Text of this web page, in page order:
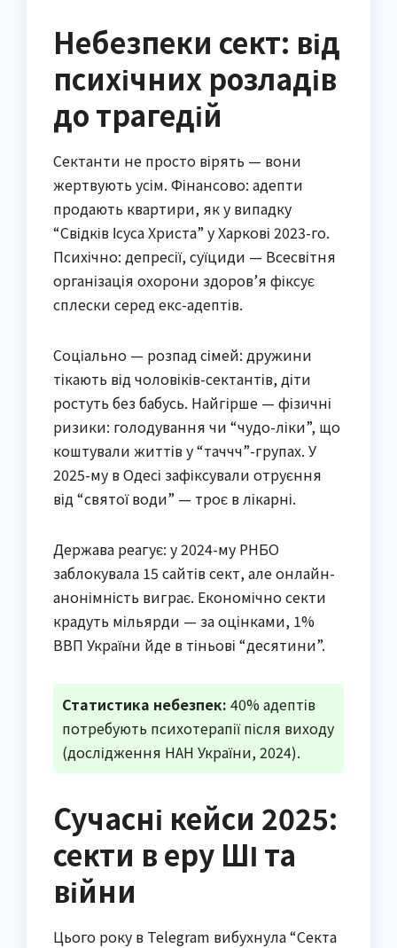
Небезпеки сект: від
психічних розладів
до трагедій
Сектанти не просто вірять — вони
жертвують усім. Фінансово: адепти
продають квартири, як у випадку
“Свідків Ісуса Христа” у Харкові 2023-го.
Психічно: депресії, суїциди — Всесвітня
організація охорони здоров’я фіксує
сплески серед екс-адептів.
Соціально — розпад сімей: дружини
тікають від чоловіків-сектантів, діти
ростуть без бабусь. Найгірше — фізичні
ризики: голодування чи “чудо-ліки”, що
коштували життів у “таччч”-групах. У
2025-му в Одесі зафіксували отруєння
від “святої води” — троє в лікарні.
Держава реагує: у 2024-му РНБО
заблокувала 15 сайтів сект, але онлайн-
анонімність виграє. Економічно секти
крадуть мільярди — за оцінками, 1%
ВВП України йде в тіньові “десятини”.
Статистика небезпек: 40% адептів
потребують психотерапії після виходу
(дослідження НАН України, 2024).
Сучасні кейси 2025:
секти в еру ШІ та
війни
Цього року в Telegram вибухнула “Секта